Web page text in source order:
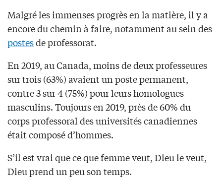
Malgré les immenses progrès en la matière, il y a
encore du chemin à faire, notamment au sein des
postesde professorat.
En 2019, au Canada, moins de deux professeures
sur trois (63%) avaient un poste permanent,
contre 3 sur 4 (75%) pour leurs homologues
masculins. Toujours en 2019, près de 60% du
corps professoral des universités canadiennes
était composé d’hommes.
S’il est vrai que ce que femme veut, Dieu le veut,
Dieu prend un peu son temps.